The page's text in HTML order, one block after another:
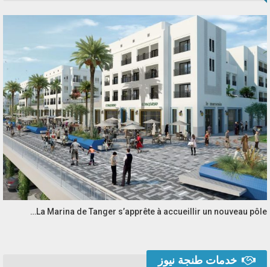
La Marina de Tanger s’apprête à accueillir un nouveau pôle…
خدمات طنجة نيوز